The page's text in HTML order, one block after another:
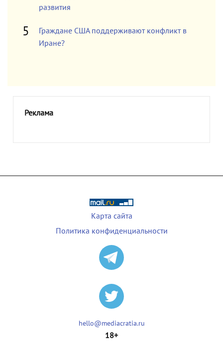
развития
Граждане США поддерживают конфликт в
Иране?
Реклама
Карта сайта
Политика конфиденциальности
hello@mediacratia.ru
18+